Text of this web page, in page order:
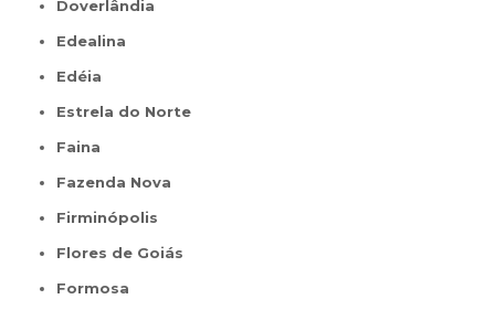
Doverlândia
Edealina
Edéia
Estrela do Norte
Faina
Fazenda Nova
Firminópolis
Flores de Goiás
Formosa